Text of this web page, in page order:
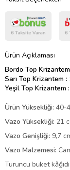
Ürün Açıklaması
Bordo Top
Sarı Top Krizantem :
Yeşil Top Krizantem :
Ürün Yüksekliği: 40-
Vazo Yüksekliği: 21
Vazo Genişliği: 9,7
Vazo Malzemesi:
Turuncu buket